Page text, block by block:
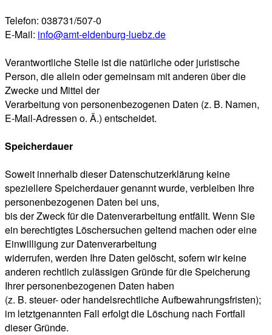
Telefon: 038731/507-0
E-Mail: info@amt-eldenburg-luebz.de
Verantwortliche Stelle ist die natürliche oder juristische
Person, die allein oder gemeinsam mit anderen über die
Zwecke und Mittel der
Verarbeitung von personenbezogenen Daten (z. B. Namen,
E-Mail-Adressen o. Ä.) entscheidet.
Speicherdauer
Soweit innerhalb dieser Datenschutzerklärung keine
speziellere Speicherdauer genannt wurde, verbleiben Ihre
personenbezogenen Daten bei uns,
bis der Zweck für die Datenverarbeitung entfällt. Wenn Sie
ein berechtigtes Löschersuchen geltend machen oder eine
Einwilligung zur Datenverarbeitung
widerrufen, werden Ihre Daten gelöscht, sofern wir keine
anderen rechtlich zulässigen Gründe für die Speicherung
Ihrer personenbezogenen Daten haben
(z. B. steuer- oder handelsrechtliche Aufbewahrungsfristen);
im letztgenannten Fall erfolgt die Löschung nach Fortfall
dieser Gründe.